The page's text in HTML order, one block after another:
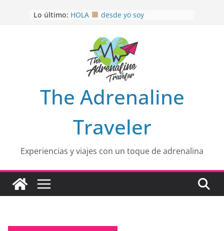
Lo último: HOLA
desde yo soy
EL SENDERO DEL CACAO: Excelente
opción
HOSPEDAJE AL NATURALSHH !!
OTRA PERSPECTIVA de RÍO EL
MULITO!
The Adrenaline
Traveler
Experiencias y viajes con un toque de adrenalina